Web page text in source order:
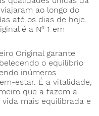
ao longo do
até os dias de hoje.
é a Nº 1 em
Original garante
o equilíbrio
inúmeros
estar. É a vitalidade,
que a fazem a
mais equilibrada e